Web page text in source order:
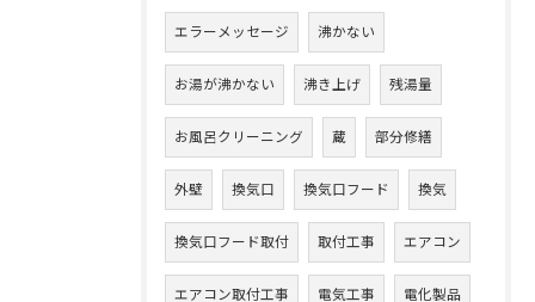
エラーメッセージ 沸かない
お湯が沸かない 沸き上げ 残湯量
お風呂クリーニング 蔵 部分修繕
外壁 換気口 換気口フード 換気
換気口フード取付 取付工事 エアコン
エアコン取付工事 電気工事 電化製品